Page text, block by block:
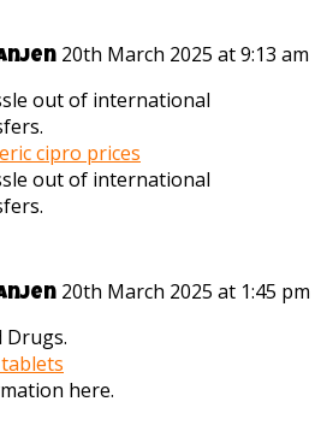
20th March 2025 at 9:13 am
out of international
cipro prices
out of international
20th March 2025 at 1:45 pm
Drugs.
here.